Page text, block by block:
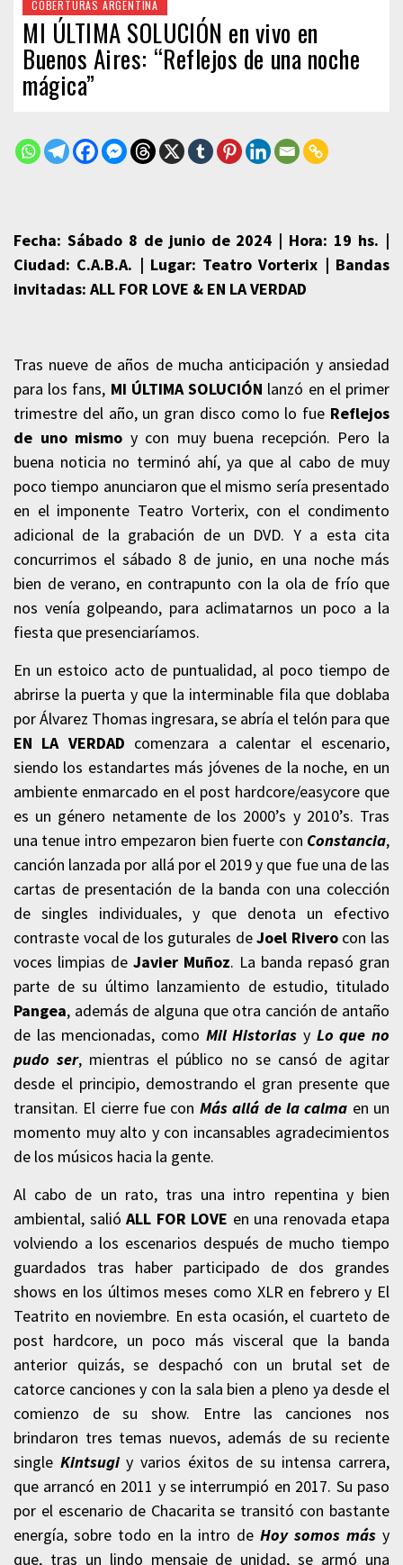
COBERTURAS ARGENTINA
MI ÚLTIMA SOLUCIÓN en vivo en
Buenos Aires: “Reflejos de una noche
mágica”
Fecha: Sábado 8 de junio de 2024 | Hora: 19 hs. |
Ciudad: C.A.B.A. | Lugar: Teatro Vorterix | Bandas
invitadas: ALL FOR LOVE & EN LA VERDAD
Tras nueve de años de mucha anticipación y ansiedad
para los fans, MI ÚLTIMA SOLUCIÓN lanzó en el primer
trimestre del año, un gran disco como lo fue Reflejos
de uno mismo y con muy buena recepción. Pero la
buena noticia no terminó ahí, ya que al cabo de muy
poco tiempo anunciaron que el mismo sería presentado
en el imponente Teatro Vorterix, con el condimento
adicional de la grabación de un DVD. Y a esta cita
concurrimos el sábado 8 de junio, en una noche más
bien de verano, en contrapunto con la ola de frío que
nos venía golpeando, para aclimatarnos un poco a la
fiesta que presenciaríamos.
En un estoico acto de puntualidad, al poco tiempo de
abrirse la puerta y que la interminable fila que doblaba
por Álvarez Thomas ingresara, se abría el telón para que
EN LA VERDAD comenzara a calentar el escenario,
siendo los estandartes más jóvenes de la noche, en un
ambiente enmarcado en el post hardcore/easycore que
es un género netamente de los 2000’s y 2010’s. Tras
una tenue intro empezaron bien fuerte con Constancia,
canción lanzada por allá por el 2019 y que fue una de las
cartas de presentación de la banda con una colección
de singles individuales, y que denota un efectivo
contraste vocal de los guturales deJoel Riverocon las
voces limpias de Javier Muñoz. La banda repasó gran
parte de su último lanzamiento de estudio, titulado
Pangea, además de alguna que otra canción de antaño
de las mencionadas, como Mil Historias y Lo que no
pudo ser, mientras el público no se cansó de agitar
desde el principio, demostrando el gran presente que
transitan. El cierre fue con Más allá de la calma en un
momento muy alto y con incansables agradecimientos
de los músicos hacia la gente.
Al cabo de un rato, tras una intro repentina y bien
ambiental, salió ALL FOR LOVE en una renovada etapa
volviendo a los escenarios después de mucho tiempo
guardados tras haber participado de dos grandes
shows en los últimos meses como XLR en febrero y El
Teatrito en noviembre. En esta ocasión, el cuarteto de
post hardcore, un poco más visceral que la banda
anterior quizás, se despachó con un brutal set de
catorce canciones y con la sala bien a pleno ya desde el
comienzo de su show. Entre las canciones nos
brindaron tres temas nuevos, además de su reciente
single Kintsugiy varios éxitos de su intensa carrera,
que arrancó en 2011 y se interrumpió en 2017. Su paso
por el escenario de Chacarita se transitó con bastante
energía, sobre todo en la intro de Hoy somos más y
que, tras un lindo mensaje de unidad, se armó una